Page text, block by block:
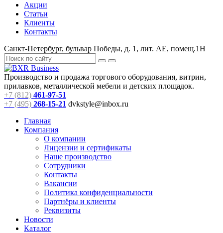
Акции
Статьи
Клиенты
Контакты
Санкт-Петербург, бульвар Победы, д. 1, лит. АЕ, помещ.1Н
Производство и продажа торгового оборудования, витрин,
прилавков, металлической мебели и детских площадок.
+7 (812) 461-97-51
+7 (495) 268-15-21 dvkstyle@inbox.ru
Главная
Компания
О компании
Лицензии и сертификаты
Наше производство
Сотрудники
Контакты
Вакансии
Политика конфиденциальности
Партнёры и клиенты
Реквизиты
Новости
Каталог